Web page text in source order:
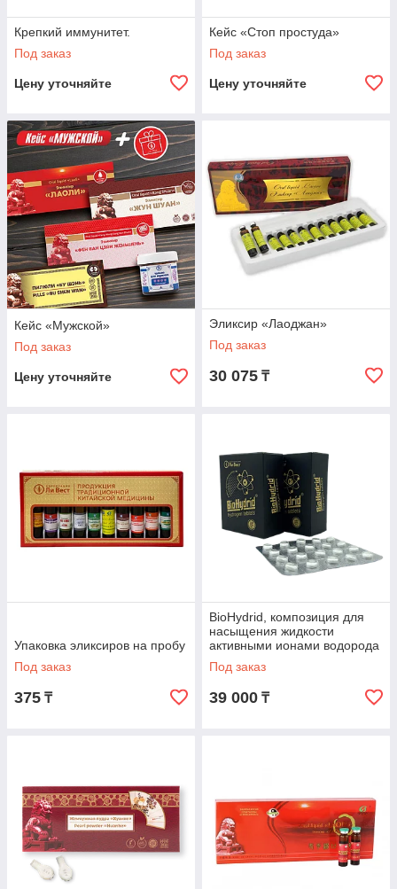
Крепкий иммунитет.
Под заказ
Цену уточняйте
Кейс «Стоп простуда»
Под заказ
Цену уточняйте
Кейс «Мужской»
Под заказ
Цену уточняйте
Эликсир «Лаоджан»
Под заказ
30 075 ₸
Упаковка эликсиров на пробу
Под заказ
375 ₸
BioHydrid, композиция для
насыщения жидкости
активными ионами водорода
и магнием
Под заказ
39 000 ₸